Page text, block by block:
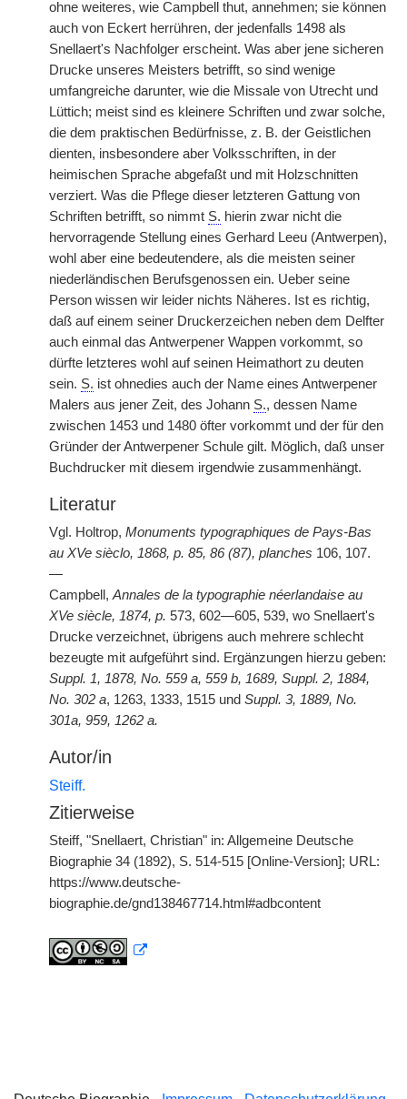
ohne weiteres, wie Campbell thut, annehmen; sie können
auch von Eckert herrühren, der jedenfalls 1498 als
Snellaert's Nachfolger erscheint. Was aber jene sicheren
Drucke unseres Meisters betrifft, so sind wenige
umfangreiche darunter, wie die Missale von Utrecht und
Lüttich; meist sind es kleinere Schriften und zwar solche,
die dem praktischen Bedürfnisse, z. B. der Geistlichen
dienten, insbesondere aber Volksschriften, in der
heimischen Sprache abgefaßt und mit Holzschnitten
verziert. Was die Pflege dieser letzteren Gattung von
Schriften betrifft, so nimmt S. hierin zwar nicht die
hervorragende Stellung eines Gerhard Leeu (Antwerpen),
wohl aber eine bedeutendere, als die meisten seiner
niederländischen Berufsgenossen ein. Ueber seine
Person wissen wir leider nichts Näheres. Ist es richtig,
daß auf einem seiner Druckerzeichen neben dem Delfter
auch einmal das Antwerpener Wappen vorkommt, so
dürfte letzteres wohl auf seinen Heimathort zu deuten
sein. S. ist ohnedies auch der Name eines Antwerpener
Malers aus jener Zeit, des Johann S., dessen Name
zwischen 1453 und 1480 öfter vorkommt und der für den
Gründer der Antwerpener Schule gilt. Möglich, daß unser
Buchdrucker mit diesem irgendwie zusammenhängt.
Literatur
Vgl. Holtrop, Monuments typographiques de Pays-Bas
au XVe sièclo, 1868, p. 85, 86 (87), planches 106, 107.
—
Campbell, Annales de la typographie néerlandaise au
XVe siècle, 1874, p. 573, 602—605, 539, wo Snellaert's
Drucke verzeichnet, übrigens auch mehrere schlecht
bezeugte mit aufgeführt sind. Ergänzungen hierzu geben:
Suppl. 1, 1878, No. 559 a, 559 b, 1689, Suppl. 2, 1884,
No. 302 a, 1263, 1333, 1515 und Suppl. 3, 1889, No.
301a, 959, 1262 a.
Autor/in
Steiff.
Zitierweise
Steiff, "Snellaert, Christian" in: Allgemeine Deutsche
Biographie 34 (1892), S. 514-515 [Online-Version]; URL:
https://www.deutsche-
biographie.de/gnd138467714.html#adbcontent